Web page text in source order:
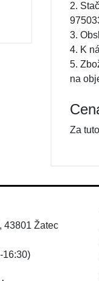
2.
3.
4. K
5.
na
Za
43801 Žatec